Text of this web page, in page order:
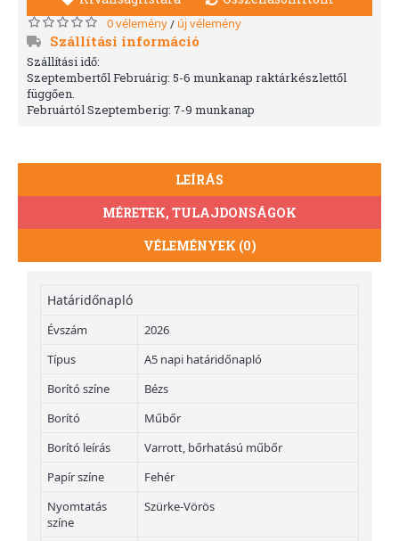
0 vélemény/ új vélemény
Szállítási információ
Szállítási idő:
Szeptembertől Februárig: 5-6 munkanap raktárkészlettől
függően.
Februártól Szeptemberig: 7-9 munkanap
LEÍRÁS
MÉRETEK, TULAJDONSÁGOK
VÉLEMÉNYEK (0)
Határidőnapló
Évszám
2026
Típus
A5 napi határidőnapló
Borító színe
Bézs
Borító
Műbőr
Borító leírás
Varrott, bőrhatású műbőr
Papír színe
Fehér
Nyomtatás
színe
Szürke-Vörös